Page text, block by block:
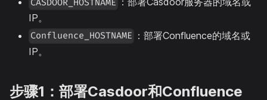
CASDOOR_HOSTNAME
IP。
Confluence_HOSTNAME ：部署Confluence的域名或
IP。
步骤1：部署Casdoor和Confluence